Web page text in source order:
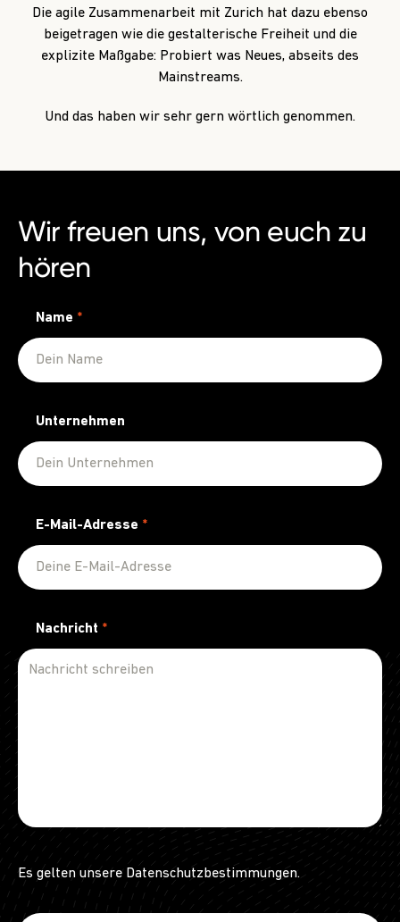
Die agile Zusammenarbeit mit Zurich hat dazu ebenso
beigetragen wie die gestalterische Freiheit und die
explizite Maßgabe: Probiert was Neues, abseits des
Mainstreams.
Und das haben wir sehr gern wörtlich genommen.
Wir freuen uns, von euch zu
hören
Name *
Unternehmen
E-Mail-Adresse *
Nachricht *
Es gelten unsere Datenschutzbestimmungen.